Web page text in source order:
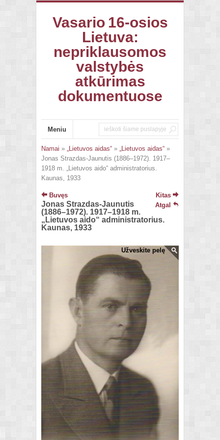
Vasario 16-osios
Lietuva:
nepriklausomos
valstybės
atkūrimas
dokumentuose
Meniu
Namai » „Lietuvos aidas“ » „Lietuvos aidas“ »
Jonas Strazdas-Jaunutis (1886–1972). 1917–
1918 m. „Lietuvos aido“ administratorius.
Kaunas, 1933
Buvęs
Kitas
Atgal
Jonas Strazdas-Jaunutis
(1886–1972). 1917–1918 m.
„Lietuvos aido“ administratorius.
Kaunas, 1933
Užveskite pelę